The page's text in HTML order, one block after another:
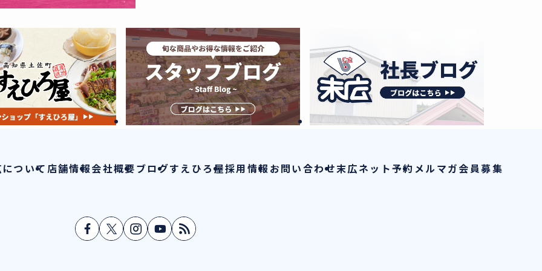
ついて 店舗情報会社概要ブログすえひろ屋採用情報お問い合わせ末広ネット予約 メルマガ会員募集